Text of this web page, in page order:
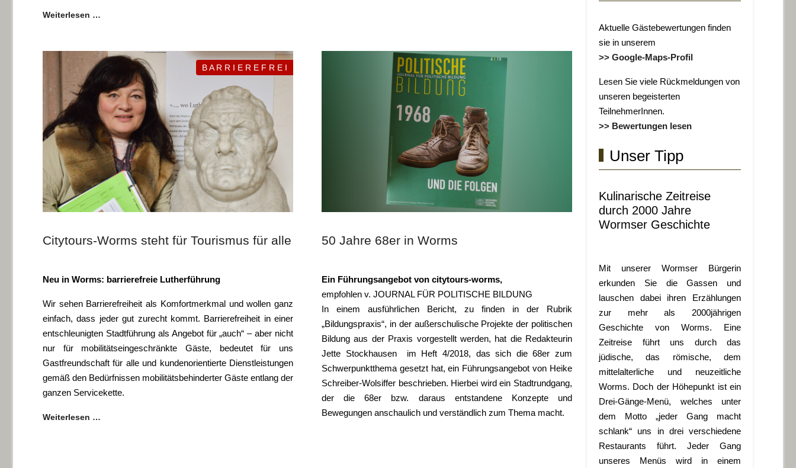
Weiterlesen …
B A R R I E R E F R E I
Citytours-Worms steht für Tourismus für alle
Neu in Worms: barrierefreie Lutherführung
Wir sehen Barrierefreiheit als Komfortmerkmal und wollen ganz
einfach, dass jeder gut zurecht kommt. Barrierefreiheit in einer
entschleunigten Stadtführung als Angebot für „auch“ – aber nicht
nur für mobilitätseingeschränkte Gäste, bedeutet für uns
Gastfreundschaft für alle und kundenorientierte Dienstleistungen
gemäß den Bedürfnissen mobilitätsbehinderter Gäste entlang der
ganzen Servicekette.
Weiterlesen …
50 Jahre 68er in Worms
Ein Führungsangebot von citytours-worms,
empfohlen v. JOURNAL FÜR POLITISCHE BILDUNG
In einem ausführlichen Bericht, zu finden in der Rubrik
„Bildungspraxis“, in der außerschulische Projekte der politischen
Bildung aus der Praxis vorgestellt werden, hat die Redakteurin
Jette Stockhausen im Heft 4/2018, das sich die 68er zum
Schwerpunktthema gesetzt hat, ein Führungsangebot von Heike
Schreiber-Wolsiffer beschrieben. Hierbei wird ein Stadtrundgang,
der die 68er bzw. daraus entstandene Konzepte und
Bewegungen anschaulich und verständlich zum Thema macht.
Aktuelle Gästebewertungen finden
sie in unserem
>> Google-Maps-Profil
Lesen Sie viele Rückmeldungen von
unseren begeisterten
TeilnehmerInnen.
>> Bewertungen lesen
Unser Tipp
Kulinarische Zeitreise
durch 2000 Jahre
Wormser Geschichte
Mit unserer Wormser Bürgerin
erkunden Sie die Gassen und
lauschen dabei ihren Erzählungen
zur mehr als 2000jährigen
Geschichte von Worms. Eine
Zeitreise führt uns durch das
jüdische, das römische, dem
mittelalterliche und neuzeitliche
Worms. Doch der Höhepunkt ist ein
Drei-Gänge-Menü, welches unter
dem Motto „jeder Gang macht
schlank“ uns in drei verschiedene
Restaurants führt. Jeder Gang
unseres Menüs wird in einem